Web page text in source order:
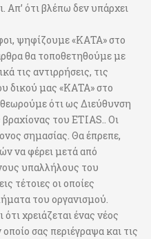
Απ’ ότι βλέπω δεν υπάρχει
ψηφίζουμε «ΚΑΤΑ» στο
θα τοποθετηθούμε με
τις αντιρρήσεις, τις
δικού μας «ΚΑΤΑ» στο
θεωρούμε ότι ως Διεύθυνση
του ETIAS.. Οι
σημασίας. Θα έπρεπε,
να φέρει μετά από
υπαλλήλους του
τέτοιες οι οποίες
του οργανισμού.
χρειάζεται ένας νέος
σας περιέγραψα και τις